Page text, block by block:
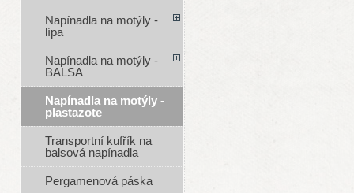
Napínadla na motýly -
lípa
Napínadla na motýly -
BALSA
Napínadla na motýly -
plastazote
Transportní kufřík na
balsová napínadla
Pergamenová páska